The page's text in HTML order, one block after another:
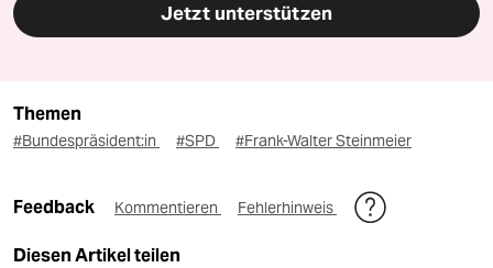
Jetzt unterstützen
Themen
#Bun­des­prä­si­den­t:in #SPD #Frank-Walter Steinmeier
Feedback Kommentieren Fehlerhinweis
Diesen Artikel teilen